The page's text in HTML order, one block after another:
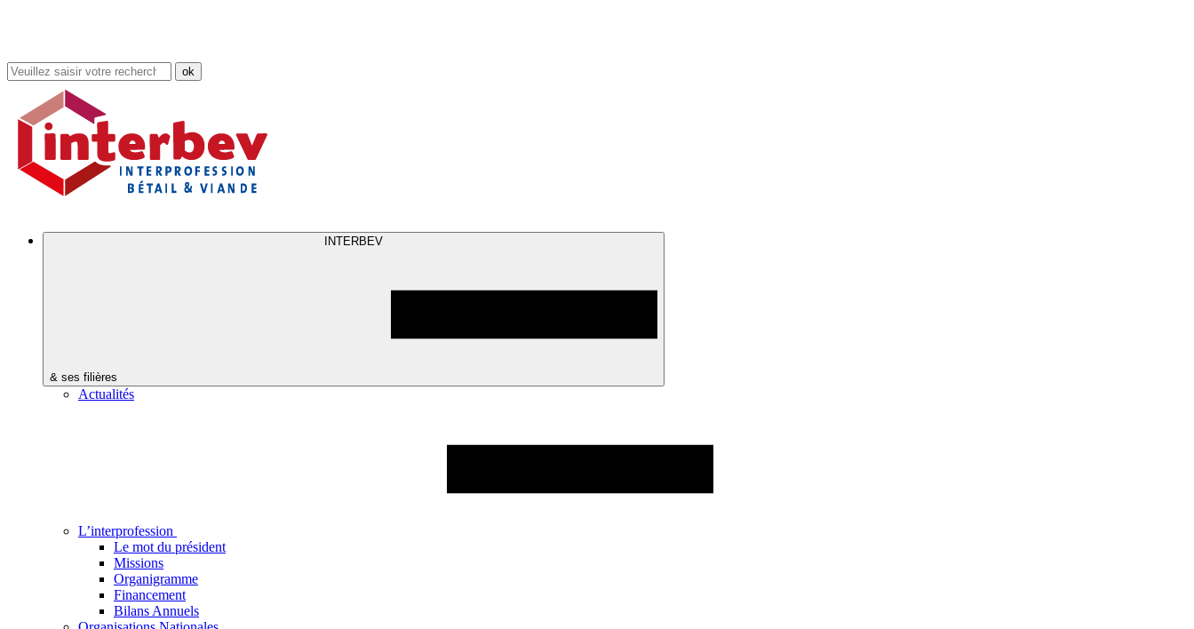
Rechercher
dans
site
INTERBEV
& ses filières
Actualités
L’interprofession
Le mot du président
Missions
Organigramme
Financement
Bilans Annuels